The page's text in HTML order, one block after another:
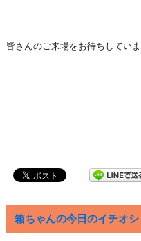
皆さんのご来場をお待ちしていま
箱ちゃんの今日のイチオシ